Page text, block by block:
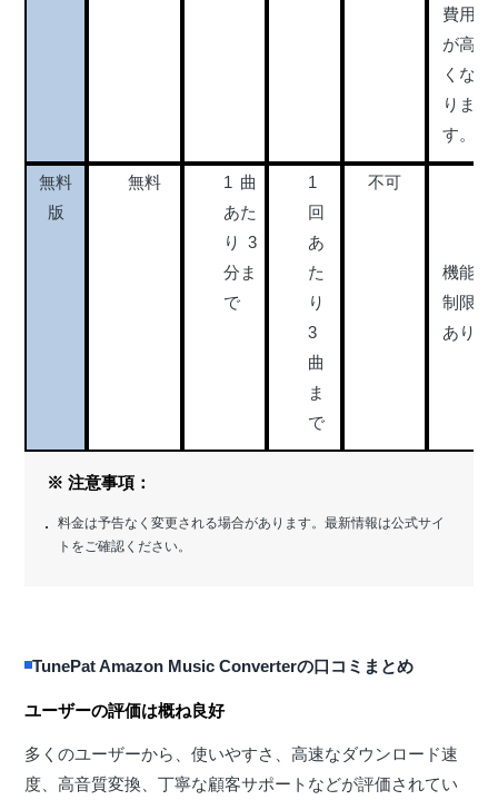
費用
が高
くな
りま
す。
無料
版
無料
1曲
あた
り3
分ま
で
1
回
あ
た
り
3
曲
ま
で
不可
機能
制限
あり
※ 注意事項：
料金は予告なく変更される場合があります。最新情報は公式サイ
トをご確認ください。
TunePat Amazon Music Converterの口コミまとめ
ユーザーの評価は概ね良好
多くのユーザーから、使いやすさ、高速なダウンロード速
度、高音質変換、丁寧な顧客サポートなどが評価されてい